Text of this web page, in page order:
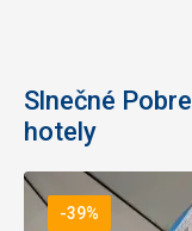
Slnečné
hotely
-39%